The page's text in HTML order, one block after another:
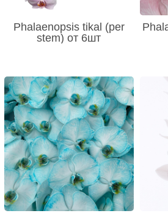
Phalaenopsis tikal (per
stem) от 6шт